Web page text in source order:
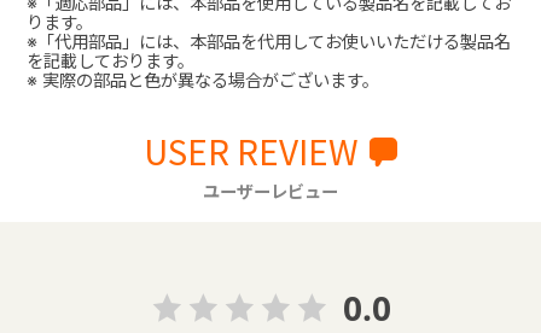
ります。
※「代用部品」には、本部品を代用してお使いいただける製品名
を記載しております。
※ 実際の部品と色が異なる場合がございます。
USER REVIEW
ユーザーレビュー
0.0